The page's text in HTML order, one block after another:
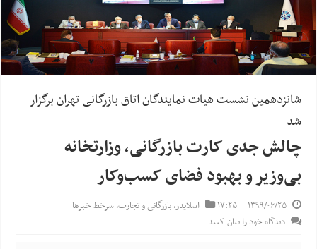
شانزدهمین نشست هیات نمایندگان اتاق بازرگانی تهران برگزار
شد
چالش جدی کارت بازرگانی، وزارتخانه
بی‌وزیر و بهبود فضای کسب‌وکار
۱۳۹۹/۰۶/۲۵ ۱۷:۲۵ اسلایدر,بازرگانی و تجارت,سرخط خبرها
دیدگاه خود را بیان کنید